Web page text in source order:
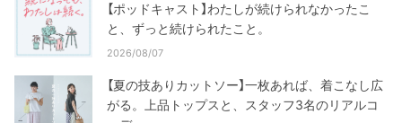
【ポッドキャスト】わたしが続けられなかったこ
と、ずっと続けられたこと。
2026/08/07
【夏の技ありカットソー】一枚あれば、着こなし広
がる。上品トップスと、スタッフ3名のリアルコ